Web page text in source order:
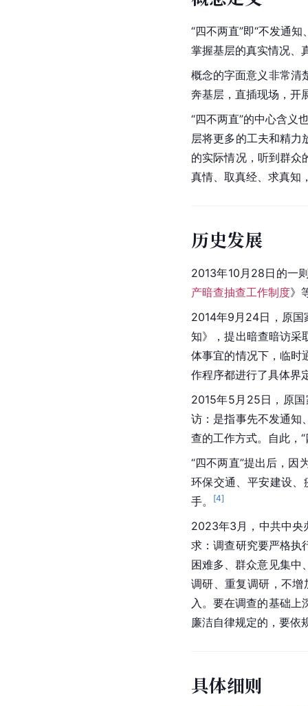
“四不两直”即“不发通
掌握基层的真实情况、
概念的字面意义非常清
奔基层，直插现场，开
“四不两直”的中心含义
层将更多的工夫和精力
的实际情况，听到群众
真情、取真经、求真知
历史发展
2013年10月28日的一
产暗查抽查工作制度》
2014年9月24日，原国
知》，提出暗查暗访采
体事宜的情况下，临时
作程序都进行了具体界
2015年5月25日，原
访：是指事先不发通知
查的工作方式。自此，
“四不两直”提出后，因
环保交通、平安建设
手。
[4]
2023年3月，中共中央
求：调查研究要严格执
困难多、群众意见集中
调研、重复调研，不
入。要在调查的基础
廉洁自律规定的，要依
具体细则